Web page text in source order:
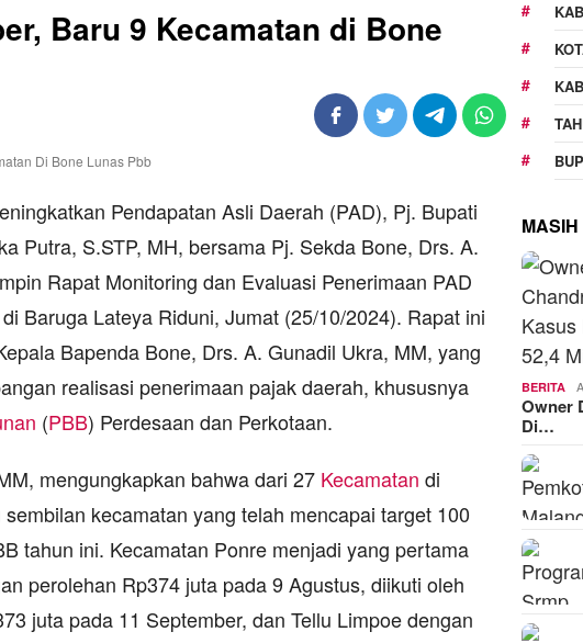
Baru 9 Kecamatan di Bone
Pendapatan Asli Daerah (PAD), Pj. Bupati
Putra, S.STP, MH, bersama Pj. Sekda Bone, Drs. A.
Rapat Monitoring dan Evaluasi Penerimaan PAD
Baruga Lateya Riduni, Jumat (25/10/2024). Rapat ini
Bapenda Bone, Drs. A. Gunadil Ukra, MM, yang
realisasi penerimaan pajak daerah, khususnya
(PBB) Perdesaan dan Perkotaan.
mengungkapkan bahwa dari 27 Kecamatan di
kecamatan yang telah mencapai target 100
tahun ini. Kecamatan Ponre menjadi yang pertama
perolehan Rp374 juta pada 9 Agustus, diikuti oleh
juta pada 11 September, dan Tellu Limpoe dengan
BERITA
Owner
Di…